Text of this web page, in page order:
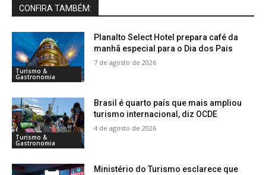
CONFIRA TAMBÉM:
Turismo &
Gastronomia
Planalto Select Hotel prepara café da
manhã especial para o Dia dos Pais
7 de agosto de 2026
Turismo &
Gastronomia
Brasil é quarto país que mais ampliou
turismo internacional, diz OCDE
4 de agosto de 2026
Ministério do Turismo esclarece que